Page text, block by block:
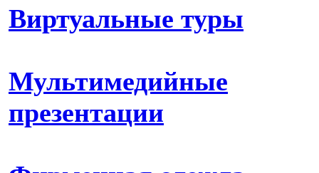
Виртуальные туры
Мультимедийные
презентации